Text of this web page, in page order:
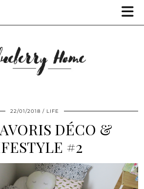
22/01/2018 LIFE
DÉCO &
#2